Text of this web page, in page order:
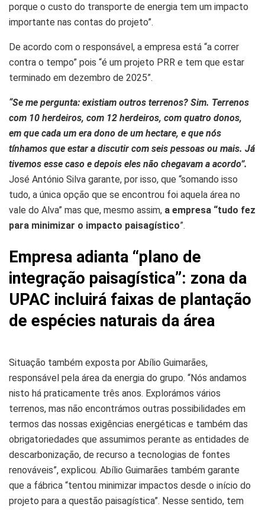
porque o custo do transporte de energia tem um impacto
importante nas contas do projeto”.
De acordo com o responsável, a empresa está “a correr
contra o tempo” pois “é um projeto PRR e tem que estar
terminado em dezembro de 2025”.
“Se me pergunta: existiam outros terrenos? Sim. Terrenos
com 10 herdeiros, com 12 herdeiros, com quatro donos,
em que cada um era dono de um hectare, e que nós
tínhamos que estar a discutir com seis pessoas ou mais. Já
tivemos esse caso e depois eles não chegavam a acordo”.
José António Silva garante, por isso, que “somando isso
tudo, a única opção que se encontrou foi aquela área no
vale do Alva” mas que, mesmo assim, a empresa “tudo fez
para minimizar o impacto paisagístico”.
Empresa adianta “plano de
integração paisagística”: zona da
UPAC incluirá faixas de plantação
de espécies naturais da área
Situação também exposta por Abílio Guimarães,
responsável pela área da energia do grupo. “Nós andamos
nisto há praticamente três anos. Explorámos vários
terrenos, mas não encontrámos outras possibilidades em
termos das nossas exigências energéticas e também das
obrigatoriedades que assumimos perante as entidades de
descarbonização, de recurso a tecnologias de fontes
renováveis”, explicou. Abílio Guimarães também garante
que a fábrica “tentou minimizar impactos desde o início do
projeto para a questão paisagística”. Nesse sentido, tem